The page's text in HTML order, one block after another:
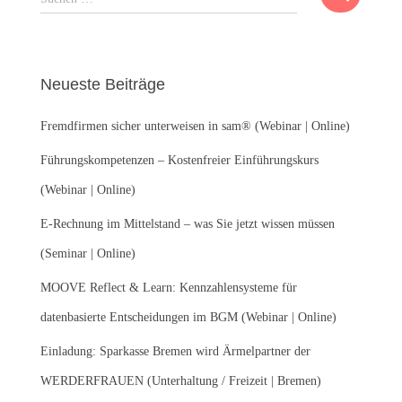
u
n
a
h
:
Neueste Beiträge
Fremdfirmen sicher unterweisen in sam® (Webinar | Online)
Führungskompetenzen – Kostenfreier Einführungskurs
(Webinar | Online)
E-Rechnung im Mittelstand – was Sie jetzt wissen müssen
(Seminar | Online)
MOOVE Reflect & Learn: Kennzahlensysteme für
datenbasierte Entscheidungen im BGM (Webinar | Online)
Einladung: Sparkasse Bremen wird Ärmelpartner der
WERDERFRAUEN (Unterhaltung / Freizeit | Bremen)